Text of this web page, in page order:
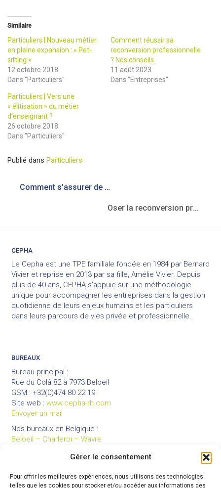
Gérer le consentement
Pour offrir les meilleures expériences, nous utilisons des technologies
telles que les cookies pour stocker et/ou accéder aux informations des
Similaire
Particuliers | Nouveau métier
en pleine expansion : « Pet-
sitting »
12 octobre 2018
Dans "Particuliers"
Comment réussir sa
reconversion professionnelle
? Nos conseils.
11 août 2023
Dans "Entreprises"
Particuliers | Vers une
« élitisation » du métier
d’enseignant ?
26 octobre 2018
Dans "Particuliers"
Publié dans Particuliers
Navigation
Comment s’assurer de bien se former dans les métiers en relation avec le chien?
Oser la reconversion professionnelle !
CEPHA
Le Cepha est une TPE familiale fondée en 1984 par Bernard
Vivier et reprise en 2013 par sa fille, Amélie Vivier. Depuis
plus de 40 ans, CEPHA s’appuie sur une méthodologie
unique pour accompagner les entreprises dans la gestion
quotidienne de leurs enjeux humains et les particuliers
dans leurs parcours de vies privée et professionnelle.
BUREAUX
Bureau principal :
Rue du Colâ 82 à 7973 Beloeil
GSM : +32(0)474 80 22 19
Site web : www.cepha-rh.com
Envoyer un mail
Nos bureaux en Belgique :
Beloeil – Charleroi – Wavre
LIENS UTILES